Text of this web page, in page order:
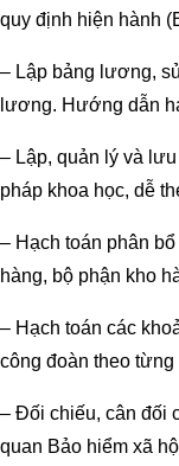
quy định hiện hành
– Lập bảng lương,
lương. Hướng dẫn
– Lập, quản lý và
pháp khoa học, dễ
– Hạch toán phân
hàng, bộ phận kho
– Hạch toán các
công đoàn theo
– Đối chiếu, cân đối
quan Bảo hiểm xã